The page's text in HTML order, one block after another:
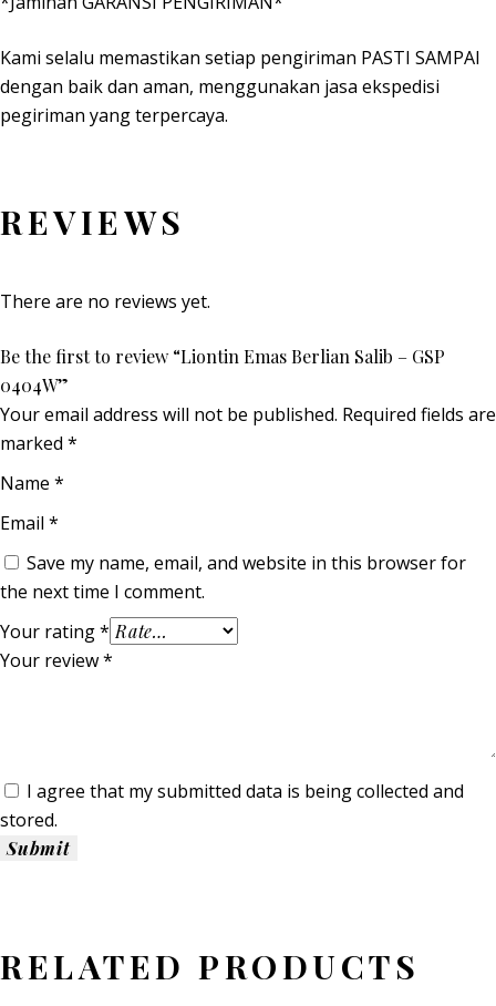
Kami selalu memastikan setiap pengiriman PASTI SAMPAI
dengan baik dan aman, menggunakan jasa ekspedisi
pegiriman yang terpercaya.
REVIEWS
There are no reviews yet.
Be the first to review “Liontin Emas Berlian Salib – GSP
0404W”
Your email address will not be published. Required fields are
marked *
Name *
Email *
Save my name, email, and website in this browser for
the next time I comment.
Your rating*
Your review*
I agree that my submitted data is being collected and
stored.
RELATED PRODUCTS